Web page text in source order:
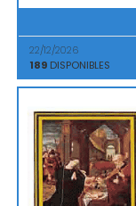
22/12/2026
189 DISPONIBLES